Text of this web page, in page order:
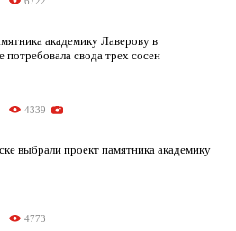
академику Лаверову в
потребовала свода трех сосен
4339
выбрали проект памятника академику
4773